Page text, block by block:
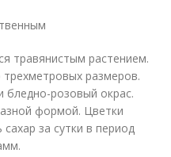
травянистым растением.
размеров.
бледно-розовый окрас.
формой. Цветки
за сутки в период